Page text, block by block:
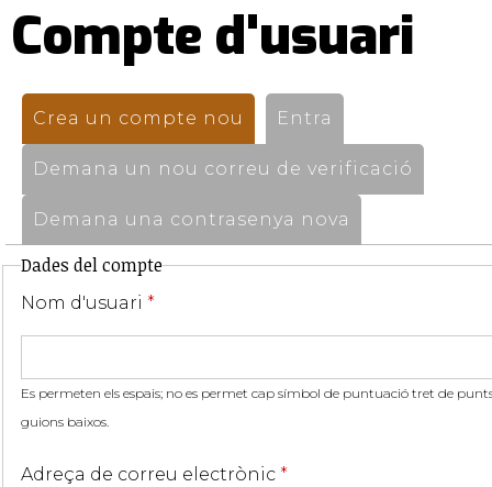
Compte d'usuari
Pestanyes
primàries
Crea un compte nou (pestanya activa)
Entra
Demana un nou correu de verificació
Demana una contrasenya nova
Dades del compte
Nom d'usuari *
Es permeten els espais; no es permet cap símbol de puntuació tret de
guions baixos.
Adreça de correu electrònic *